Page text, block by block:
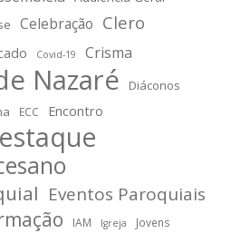
Celebração Clero
Covid-19 Crisma
Nazaré
Diáconos
ECC Encontro
Eventos Paroquiais
IAM Igreja Jovens